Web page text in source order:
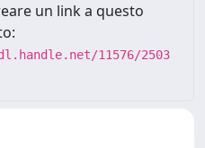
un link a questo
11576/2503